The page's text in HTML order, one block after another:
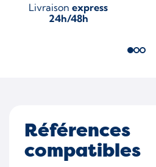
Livraison express
24h/48h
Références
compatibles